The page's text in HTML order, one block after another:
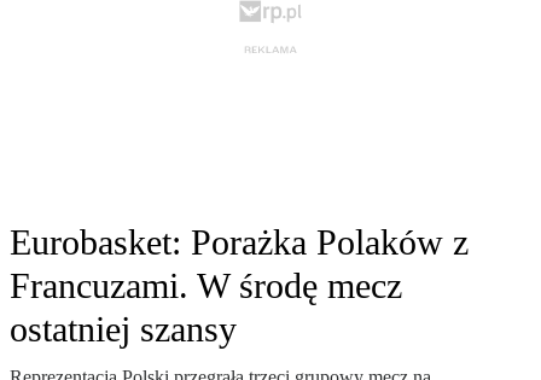
Eurobasket: Porażka Polaków z
Francuzami. W środę mecz
ostatniej szansy